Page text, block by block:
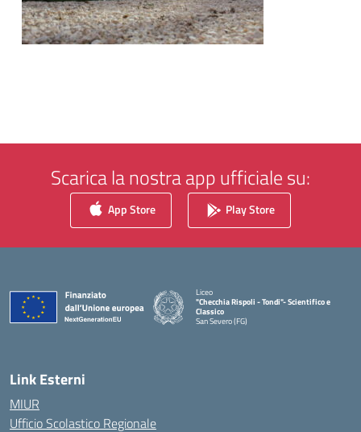
Scarica la nostra app ufficiale su:
App Store Play Store
Liceo
"Checchia Rispoli - Tondi"- Scientifico e
Classico
San Severo (FG)
Link Esterni
MIUR
Ufficio Scolastico Regionale